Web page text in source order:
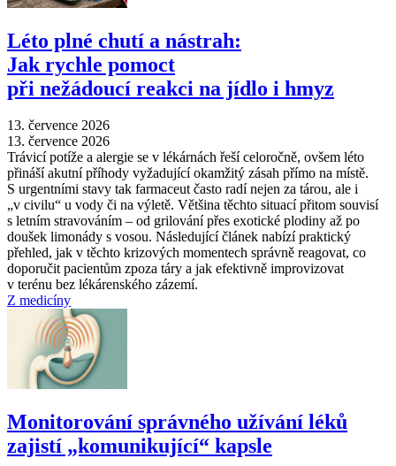
Léto plné chutí a nástrah:
Jak rychle pomoct
při nežádoucí reakci na jídlo i hmyz
13. července 2026
13. července 2026
Trávicí potíže a alergie se v lékárnách řeší celoročně, ovšem léto
přináší akutní příhody vyžadující okamžitý zásah přímo na místě.
S urgentními stavy tak farmaceut často radí nejen za tárou, ale i
„v civilu“ u vody či na výletě. Většina těchto situací přitom souvisí
s letním stravováním –⁠ od grilování přes exotické plodiny až po
doušek limonády s vosou. Následující článek nabízí praktický
přehled, jak v těchto krizových momentech správně reagovat, co
doporučit pacientům zpoza táry a jak efektivně improvizovat
v terénu bez lékárenského zázemí.
Z medicíny
Monitorování správného užívání léků
zajistí „komunikující“ kapsle